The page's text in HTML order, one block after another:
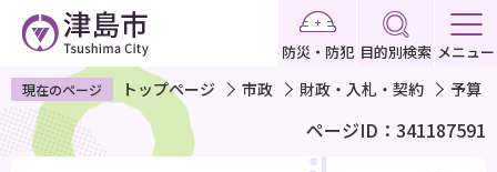
ペ
ー
ジ
防災・防犯 目的別検索 メニュー
現在のページ トップページ 市政 財政・入札・契約 予算
ページID：341187591